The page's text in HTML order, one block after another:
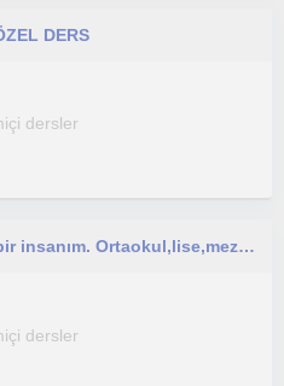
DERS
dersler
Özverili, disiplinli ve sabırlı bir insanım. Ortaokul,lise,mezun öğrencilere hitap ediyorum
dersler